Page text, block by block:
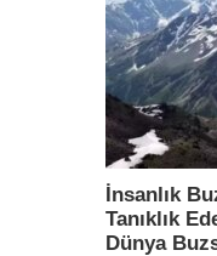
İnsanlık
Tanıklık
Dünya